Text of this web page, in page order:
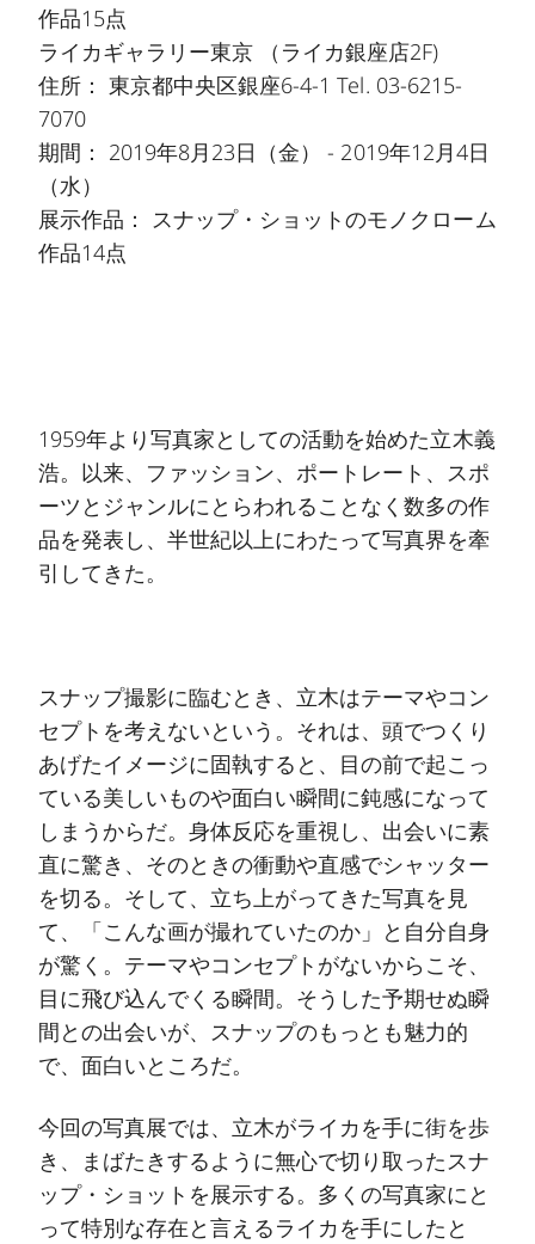
作品15点
ライカギャラリー東京 （ライカ銀座店2F)
住所： 東京都中央区銀座6-4-1 Tel. 03-6215-
7070
期間： 2019年8月23日（金） - 2019年12月4日
（水）
展示作品： スナップ・ショットのモノクローム
作品14点
1959年より写真家としての活動を始めた立木義
浩。以来、ファッション、ポートレート、スポ
ーツとジャンルにとらわれることなく数多の作
品を発表し、半世紀以上にわたって写真界を牽
引してきた。
スナップ撮影に臨むとき、立木はテーマやコン
セプトを考えないという。それは、頭でつくり
あげたイメージに固執すると、目の前で起こっ
ている美しいものや面白い瞬間に鈍感になって
しまうからだ。身体反応を重視し、出会いに素
直に驚き、そのときの衝動や直感でシャッター
を切る。そして、立ち上がってきた写真を見
て、「こんな画が撮れていたのか」と自分自身
が驚く。テーマやコンセプトがないからこそ、
目に飛び込んでくる瞬間。そうした予期せぬ瞬
間との出会いが、スナップのもっとも魅力的
で、面白いところだ。
今回の写真展では、立木がライカを手に街を歩
き、まばたきするように無心で切り取ったスナ
ップ・ショットを展示する。多くの写真家にと
って特別な存在と言えるライカを手にしたと